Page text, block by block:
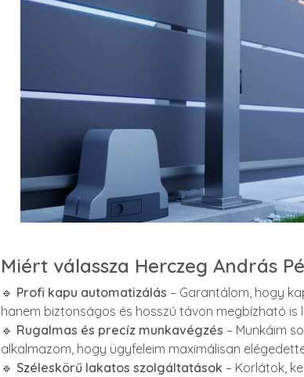
Miért válassza Herczeg András
🔹 Profi kapu automatizálás – Garantálom, hogy
hanem biztonságos és hosszú távon megbízható is
🔹 Rugalmas és precíz munkavégzés – Munkáim
alkalmazom, hogy ügyfeleim maximálisan
🔹 Széleskörű lakatos szolgáltatások – Korlátok,